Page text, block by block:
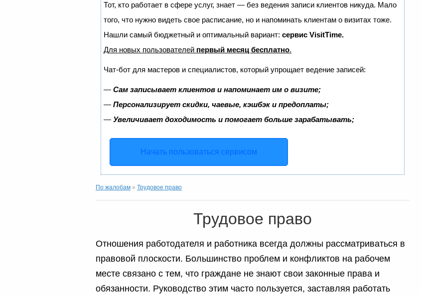
Тот, кто работает в сфере услуг, знает — без ведения записи клиентов никуда. Мало
того, что нужно видеть свое расписание, но и напоминать клиентам о визитах тоже.
Нашли самый бюджетный и оптимальный вариант: сервис VisitTime.
Для новых пользователей первый месяц бесплатно.
Чат-бот для мастеров и специалистов, который упрощает ведение записей:
— Сам записывает клиентов и напоминает им о визите;
— Персонализирует скидки, чаевые, кэшбэк и предоплаты;
— Увеличивает доходимость и помогает больше зарабатывать;
Начать пользоваться сервисом
По жалобам » Трудовое право
Трудовое право
Отношения работодателя и работника всегда должны рассматриваться в
правовой плоскости. Большинство проблем и конфликтов на рабочем
месте связано с тем, что граждане не знают свои законные права и
обязанности. Руководство этим часто пользуется, заставляя работать